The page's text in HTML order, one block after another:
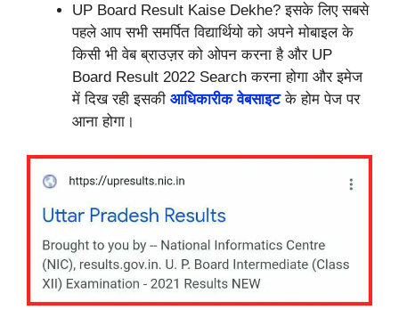
UP Board Result Kaise Dekhe? इसके लिए सबसे
पहले आप सभी समर्पित विद्यार्थियो को अपने मोबाइल के
किसी भी वेब ब्राउज़र को ओपन करना है और UP
Board Result 2022 Search करना होगा और इमेज
में दिख रही इसकी आधिकारीक वेबसाइट के होम पेज पर
आना होगा।